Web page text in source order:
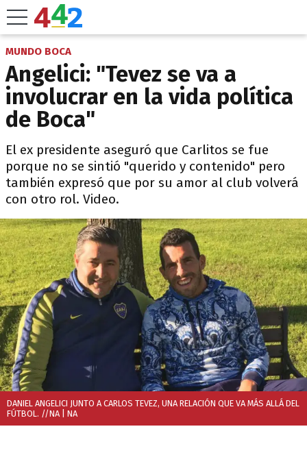
MUNDO BOCA
Angelici: "Tevez se va a
involucrar en la vida política
de Boca"
El ex presidente aseguró que Carlitos se fue
porque no se sintió "querido y contenido" pero
también expresó que por su amor al club volverá
con otro rol. Video.
DANIEL ANGELICI JUNTO A CARLOS TEVEZ, UNA RELACIÓN QUE VA MÁS ALLÁ DEL
FÚTBOL. //NA | NA